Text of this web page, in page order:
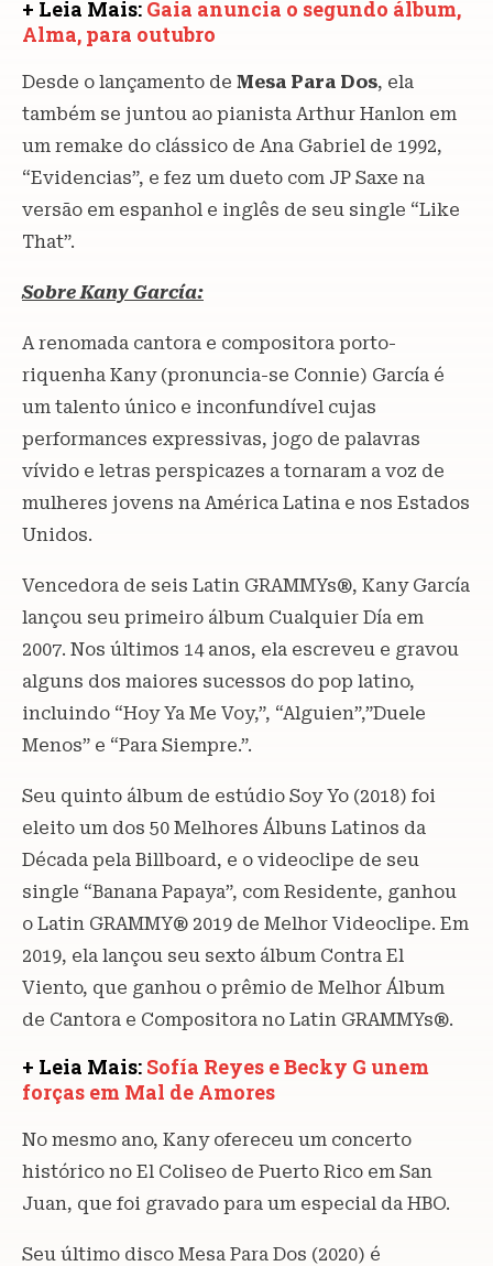
+ Leia Mais: Gaia anuncia o segundo álbum,
Alma, para outubro
Desde o lançamento de Mesa Para Dos, ela
também se juntou ao pianista Arthur Hanlon em
um remake do clássico de Ana Gabriel de 1992,
“Evidencias”, e fez um dueto com JP Saxe na
versão em espanhol e inglês de seu single “Like
That”.
Sobre Kany García:
A renomada cantora e compositora porto-
riquenha Kany (pronuncia-se Connie) García é
um talento único e inconfundível cujas
performances expressivas, jogo de palavras
vívido e letras perspicazes a tornaram a voz de
mulheres jovens na América Latina e nos Estados
Unidos.
Vencedora de seis Latin GRAMMYs®, Kany García
lançou seu primeiro álbum Cualquier Día em
2007. Nos últimos 14 anos, ela escreveu e gravou
alguns dos maiores sucessos do pop latino,
incluindo “Hoy Ya Me Voy,”, “Alguien”,”Duele
Menos” e “Para Siempre.”.
Seu quinto álbum de estúdio Soy Yo (2018) foi
eleito um dos 50 Melhores Álbuns Latinos da
Década pela Billboard, e o videoclipe de seu
single “Banana Papaya”, com Residente, ganhou
o Latin GRAMMY® 2019 de Melhor Videoclipe. Em
2019, ela lançou seu sexto álbum Contra El
Viento, que ganhou o prêmio de Melhor Álbum
de Cantora e Compositora no Latin GRAMMYs®.
+ Leia Mais: Sofía Reyes e Becky G unem
forças em Mal de Amores
No mesmo ano, Kany ofereceu um concerto
histórico no El Coliseo de Puerto Rico em San
Juan, que foi gravado para um especial da HBO.
Seu último disco Mesa Para Dos (2020) é